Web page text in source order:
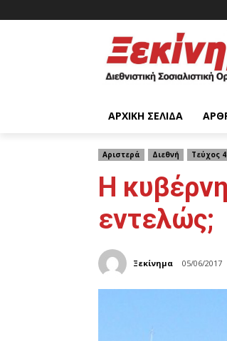
ΑΡΧΙΚΉ ΣΕΛΊΔΑ
Αριστερά Διεθνή Τεύχος
Η
εντελώς;
Ξεκίνημα 05/06/2017